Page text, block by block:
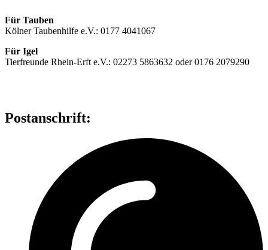
Für Tauben
Kölner Taubenhilfe e.V.: 0177 4041067
Für Igel
Tierfreunde Rhein-Erft e.V.: 02273 5863632 oder 0176 2079290
Postanschrift: